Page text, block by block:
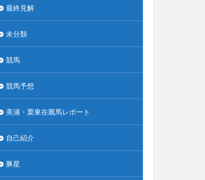
最終見解
未分類
競馬
競馬予想
美浦・栗東在厩馬レポート
自己紹介
豚星